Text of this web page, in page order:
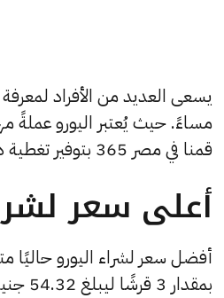
مساءً. حيث يُعتبر اليورو عملةً
قمنا في مصر 365 بتوفير تغطية دائمة لأسعار اليورو الآن وفي هذا المقال، سنتعرف على كافة أسعار اليورو.
أعلى سعر
أفضل سعر لشراء اليورو حاليًا
بمقدار 3 قرشًا ليبلغ 54.32 جنيهًا